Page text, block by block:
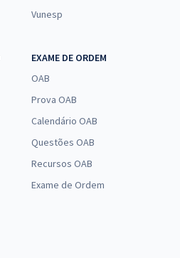
Vunesp
EXAME DE ORDEM
OAB
Prova OAB
Calendário OAB
Questões OAB
Recursos OAB
Exame de Ordem